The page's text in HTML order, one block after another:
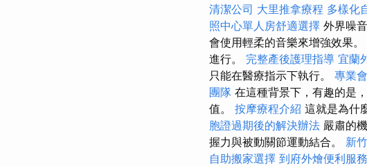
清潔公司 大里推拿療程 多樣化
照中心單人房舒適選擇 外界噪
會使用輕柔的音樂來增強效果
進行。 完整產後護理指導 宜蘭
只能在醫療指示下執行。 專業
團隊 在這種背景下，有趣的是
值。 按摩療程介紹 這就是為什
胞證過期後的解決辦法 嚴肅的
握力與被動關節運動結合。 新
自助搬家選擇 到府外燴便利服務